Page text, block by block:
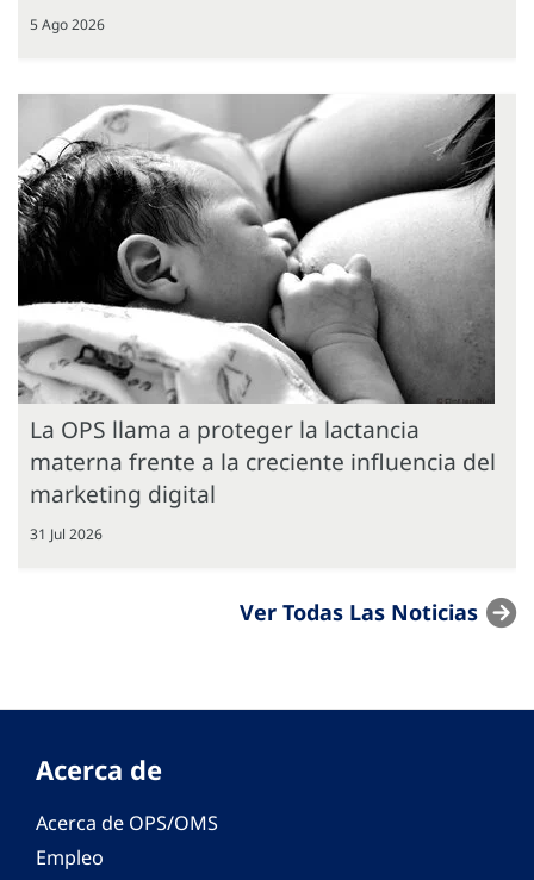
5 Ago 2026
La OPS llama a proteger la lactancia
materna frente a la creciente influencia del
marketing digital
31 Jul 2026
Ver Todas Las Noticias
Acerca de
Acerca de OPS/OMS
Empleo